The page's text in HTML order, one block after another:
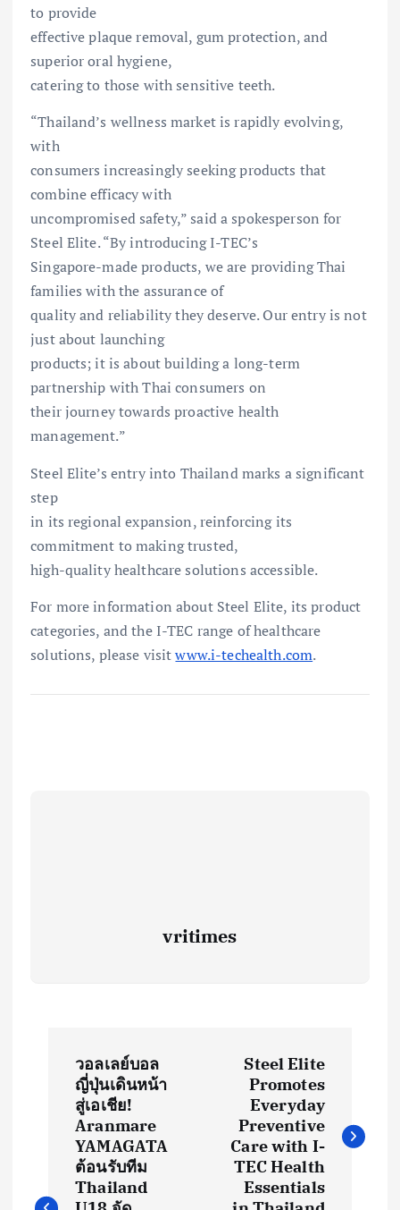
to provide
effective plaque removal, gum protection, and
superior oral hygiene,
catering to those with sensitive teeth.
“Thailand’s wellness market is rapidly evolving,
with
consumers increasingly seeking products that
combine efficacy with
uncompromised safety,” said a spokesperson for
Steel Elite. “By introducing I-TEC’s
Singapore-made products, we are providing Thai
families with the assurance of
quality and reliability they deserve. Our entry is not
just about launching
products; it is about building a long-term
partnership with Thai consumers on
their journey towards proactive health
management.”
Steel Elite’s entry into Thailand marks a significant
step
in its regional expansion, reinforcing its
commitment to making trusted,
high-quality healthcare solutions accessible.
For more information about Steel Elite, its product
categories, and the I-TEC range of healthcare
solutions, please visitwww.i-techealth.com.
vritimes
วอลเลย์บอล
ญี่ปุ่นเดินหน้า
สู่เอเชีย!
Aranmare
YAMAGATA
ต้อนรับทีม
Thailand
Steel Elite
Promotes
Everyday
Preventive
Care with I-
TEC Health
Essentials